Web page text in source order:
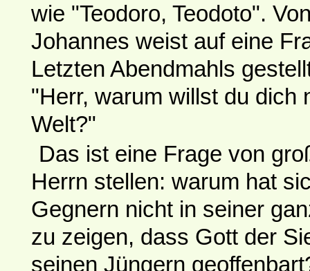
wie "Teodoro, Teodoto".
Johannes weist auf eine
Letzten Abendmahls
"Herr, warum willst du dich
Welt?"
Das ist eine Frage von
Herrn stellen: warum hat
Gegnern nicht in seiner
zu zeigen, dass Gott der
seinen Jüngern